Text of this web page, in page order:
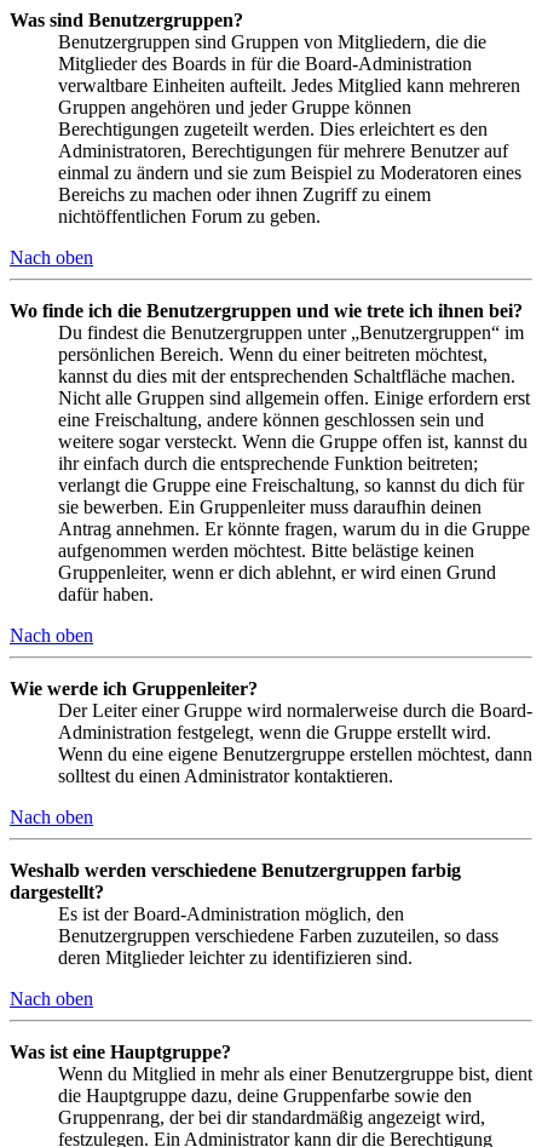
Was sind Benutzergruppen?
Benutzergruppen sind Gruppen von Mitgliedern, die die
Mitglieder des Boards in für die Board-Administration
verwaltbare Einheiten aufteilt. Jedes Mitglied kann mehreren
Gruppen angehören und jeder Gruppe können
Berechtigungen zugeteilt werden. Dies erleichtert es den
Administratoren, Berechtigungen für mehrere Benutzer auf
einmal zu ändern und sie zum Beispiel zu Moderatoren eines
Bereichs zu machen oder ihnen Zugriff zu einem
nichtöffentlichen Forum zu geben.
Nach oben
Wo finde ich die Benutzergruppen und wie trete ich ihnen bei?
Du findest die Benutzergruppen unter „Benutzergruppen“ im
persönlichen Bereich. Wenn du einer beitreten möchtest,
kannst du dies mit der entsprechenden Schaltfläche machen.
Nicht alle Gruppen sind allgemein offen. Einige erfordern erst
eine Freischaltung, andere können geschlossen sein und
weitere sogar versteckt. Wenn die Gruppe offen ist, kannst du
ihr einfach durch die entsprechende Funktion beitreten;
verlangt die Gruppe eine Freischaltung, so kannst du dich für
sie bewerben. Ein Gruppenleiter muss daraufhin deinen
Antrag annehmen. Er könnte fragen, warum du in die Gruppe
aufgenommen werden möchtest. Bitte belästige keinen
Gruppenleiter, wenn er dich ablehnt, er wird einen Grund
dafür haben.
Nach oben
Wie werde ich Gruppenleiter?
Der Leiter einer Gruppe wird normalerweise durch die Board-
Administration festgelegt, wenn die Gruppe erstellt wird.
Wenn du eine eigene Benutzergruppe erstellen möchtest, dann
solltest du einen Administrator kontaktieren.
Nach oben
Weshalb werden verschiedene Benutzergruppen farbig
dargestellt?
Es ist der Board-Administration möglich, den
Benutzergruppen verschiedene Farben zuzuteilen, so dass
deren Mitglieder leichter zu identifizieren sind.
Nach oben
Was ist eine Hauptgruppe?
Wenn du Mitglied in mehr als einer Benutzergruppe bist, dient
die Hauptgruppe dazu, deine Gruppenfarbe sowie den
Gruppenrang, der bei dir standardmäßig angezeigt wird,
festzulegen. Ein Administrator kann dir die Berechtigung